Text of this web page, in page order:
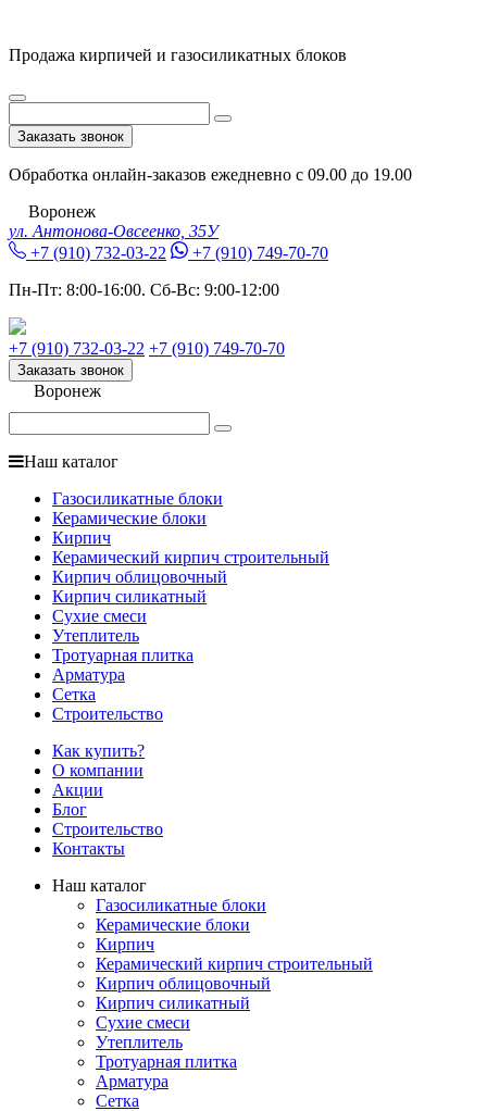
Продажа кирпичей и газосиликатных блоков
Заказать звонок
Обработка онлайн-заказов ежедневно с 09.00 до 19.00
Воронеж
ул. Антонова-Овсеенко, 35У
+7 (910) 732-03-22
+7 (910) 749-70-70
Пн-Пт: 8:00-16:00. Сб-Вс: 9:00-12:00
+7 (910) 732-03-22 +7 (910) 749-70-70
Заказать звонок
Воронеж
Наш каталог
Газосиликатные блоки
Керамические блоки
Кирпич
Керамический кирпич строительный
Кирпич облицовочный
Кирпич силикатный
Сухие смеси
Утеплитель
Тротуарная плитка
Арматура
Сетка
Строительство
Как купить?
О компании
Акции
Блог
Строительство
Контакты
Наш каталог
Газосиликатные блоки
Керамические блоки
Кирпич
Керамический кирпич строительный
Кирпич облицовочный
Кирпич силикатный
Сухие смеси
Утеплитель
Тротуарная плитка
Арматура
Сетка